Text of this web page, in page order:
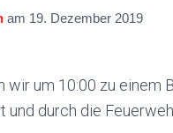
am 19. Dezember 2019
wir um 10:00 zu einem
und durch die